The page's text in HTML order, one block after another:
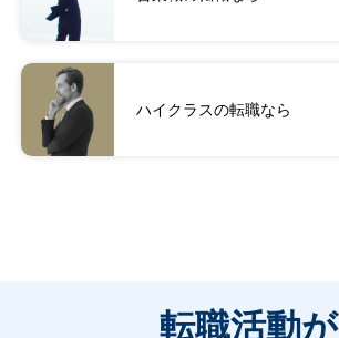
ハイクラスの転職なら
転職活動が